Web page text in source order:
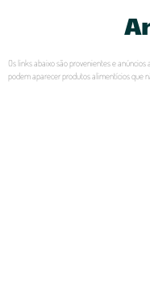
Os links abaixo são provenientes e
podem aparecer produtos alimentícios que